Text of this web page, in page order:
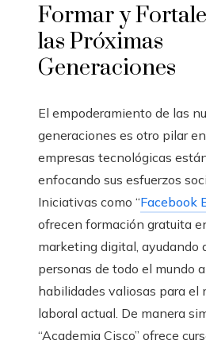
Formar y
las Próximas
Generaciones
El empoderamiento de las
generaciones es otro pilar
empresas tecnológicas
enfocando sus esfuerzos
Iniciativas como “Facebook
ofrecen formación gratuita
marketing digital, ayudando
personas de todo el mundo
habilidades valiosas para el
laboral actual. De manera
“Academia Cisco” ofrece